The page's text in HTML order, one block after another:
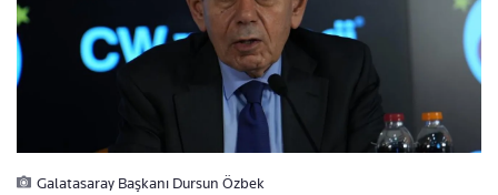
Galatasaray Başkanı Dursun Özbek